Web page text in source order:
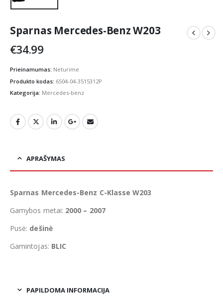
Sparnas Mercedes-Benz W203
€34.99
Prieinamumas: Neturime
Produkto kodas: 6504-04-3515312P
Kategorija: Mercedes-benz
APRAŠYMAS
Sparnas Mercedes-Benz C-Klasse W203
Gamybos metai: 2000 – 2007
Pusė: dešinė
Gamintojas: BLIC
PAPILDOMA INFORMACIJA